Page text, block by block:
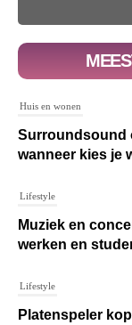
Huis en wonen
Surroundsound
wanneer kies je
Lifestyle
Muziek en
werken en
Lifestyle
Platenspeler